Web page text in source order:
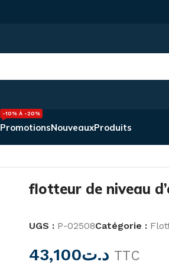
Promotions
-10% À -20%
NouveauxProduits
flotteur de niveau
UGS : P-02508Catégorie :
د.ت43,100 TTC